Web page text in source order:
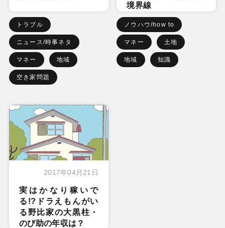
トラブル
ニュース/時事ネタ
マネー 地域
空き家問題
境界線
ノウハウ/how to
マネー 土地
地域 知識
2017年04月21日
実はかなり稼いで
る!?ドラえもんがい
る野比家の大黒柱・
のび助の年収は？